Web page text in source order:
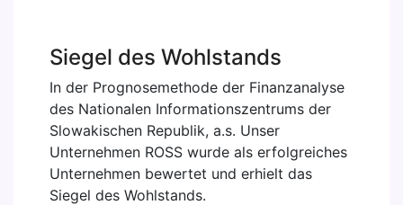
Siegel des Wohlstands
In der Prognosemethode der Finanzanalyse
des Nationalen Informationszentrums der
Slowakischen Republik, a.s. Unser
Unternehmen ROSS wurde als erfolgreiches
Unternehmen bewertet und erhielt das
Siegel des Wohlstands.